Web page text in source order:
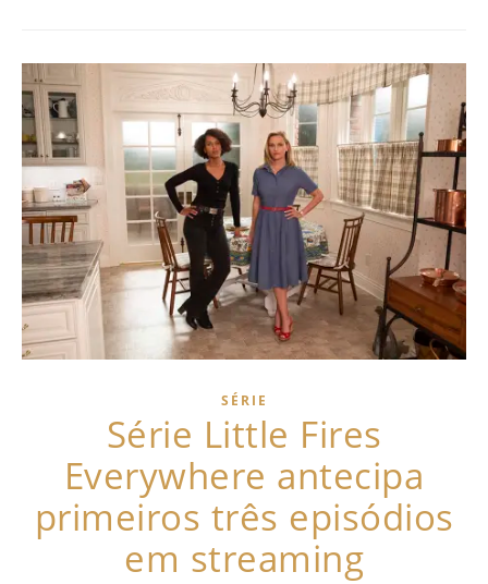
SÉRIE
Série Little Fires
Everywhere antecipa
primeiros três episódios
em streaming